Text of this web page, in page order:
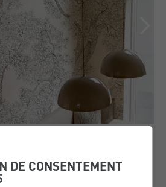
DE CONSENTEMENT